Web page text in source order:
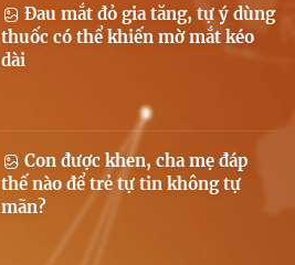
Đau mắt đỏ gia tăng, tự ý dùng
thuốc có thể khiến mờ mắt kéo
dài
Con được khen, cha mẹ đáp
thế nào để trẻ tự tin không tự
mãn?